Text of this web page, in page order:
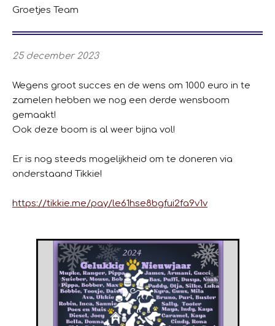
Groetjes Team
25 december 2023
Wegens groot succes en de wens om 1000 euro in te
zamelen hebben we nog een derde wensboom
gemaakt!
Ook deze boom is al weer bijna vol!
Er is nog steeds mogelijkheid om te doneren via
onderstaand Tikkie!
https://tikkie.me/pay/le61hse8bgfui2fa9v1v